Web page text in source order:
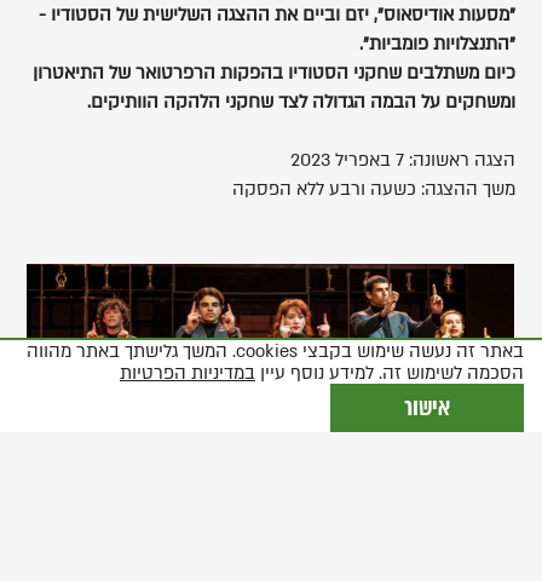
"מסעות אודיסאוס", יזם וביים את ההצגה השלישית של הסטודיו -
"התנצלויות פומביות".
כיום משתלבים שחקני הסטודיו בהפקות הרפרטואר של התיאטרון
ומשחקים על הבמה הגדולה לצד שחקני הלהקה הוותיקים.
הצגה ראשונה: 7 באפריל 2023
משך ההצגה: כשעה ורבע ללא הפסקה
אלכסנדר
חנין,
פותח
את
באתר זה נעשה שימוש בקבצי cookies. המשך גלישתך באתר מהווה
הסכמה לשימוש זה. למידע נוסף עיין במדיניות הפרטיות
אישור